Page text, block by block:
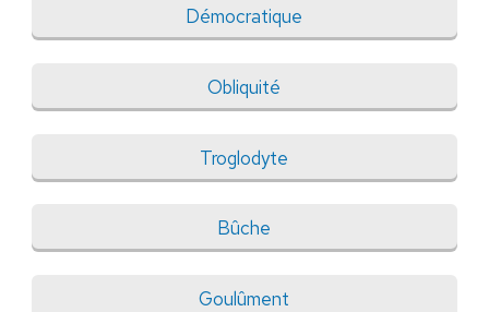
Démocratique
Obliquité
Troglodyte
Bûche
Goulûment